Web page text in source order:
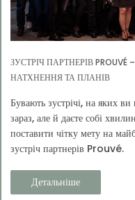
ЗУСТРІЧ ПАРТНЕРІВ
НАТХНЕННЯ ТА ПЛАНІВ
Бувають зустрічі, на яких
зараз, але й даєте собі
поставити чітку мету на
зустріч партнерів Prouvé.
Детальніше